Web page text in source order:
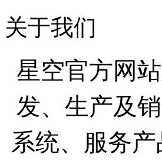
关于我们
星空官方网
发、生产及
系统、服务